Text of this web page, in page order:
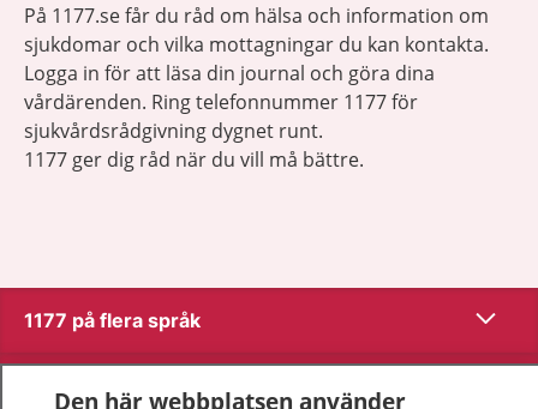
På 1177.se får du råd om hälsa och information om
sjukdomar och vilka mottagningar du kan kontakta.
Logga in för att läsa din journal och göra dina
vårdärenden. Ring telefonnummer 1177 för
sjukvårdsrådgivning dygnet runt.
1177 ger dig råd när du vill må bättre.
1177 på flera språk Visa
Den här webbplatsen använder